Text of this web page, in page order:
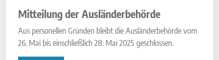
Mitteilung der Ausländerbehörde
Aus personellen Gründen bleibt die Ausländerbehörde vom
26. Mai bis einschließlich 28. Mai 2025 geschlossen.